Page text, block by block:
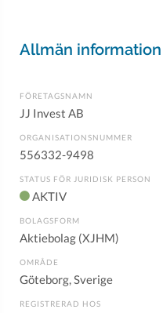
Allmän information
FÖRETAGSNAMN
JJ Invest AB
ORGANISATIONSNUMMER
556332-9498
STATUS FÖR JURIDISK PERSON
AKTIV
BOLAGSFORM
Aktiebolag (XJHM)
OMRÅDE
Göteborg, Sverige
REGISTRERAD HOS